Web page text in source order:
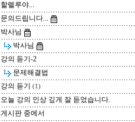
할렐루야...
문의드립니다...
박사님
박사님
강의 듣기-2
문제해결법
강의 듣기 (1)
오늘 강의 인상 깊게 잘 듣었습니다.
게시판 중에서